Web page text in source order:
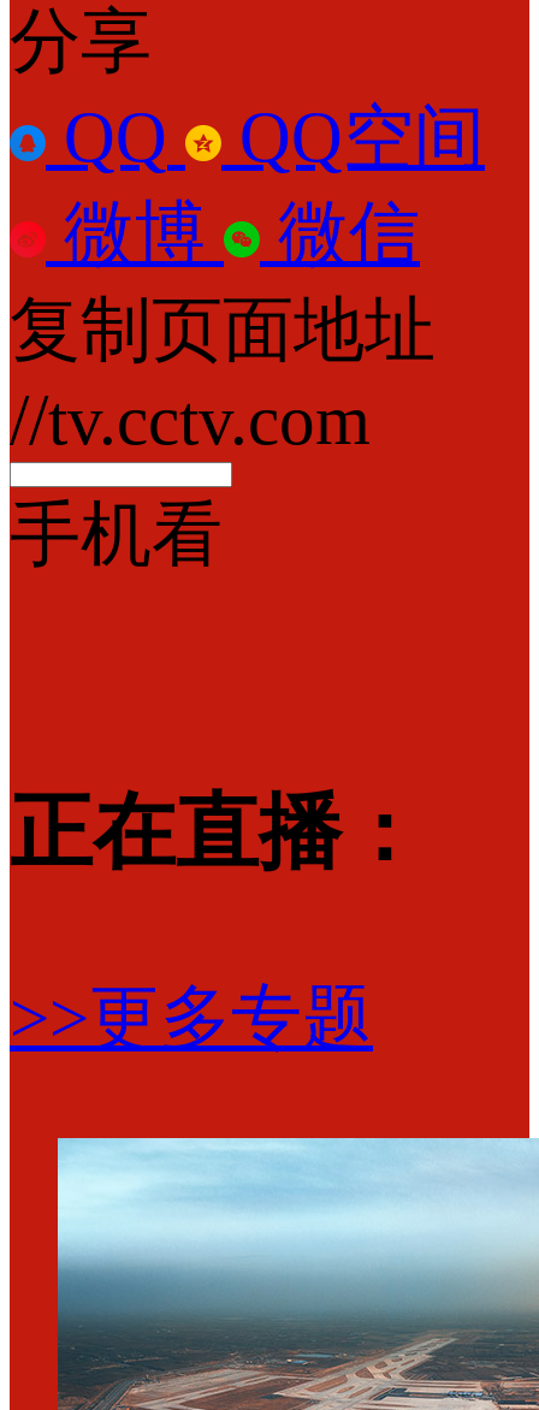
分享
QQ
QQ空间
微博
微信
复制页面地址
//tv.cctv.com
手机看
正在直播：
>>更多专题